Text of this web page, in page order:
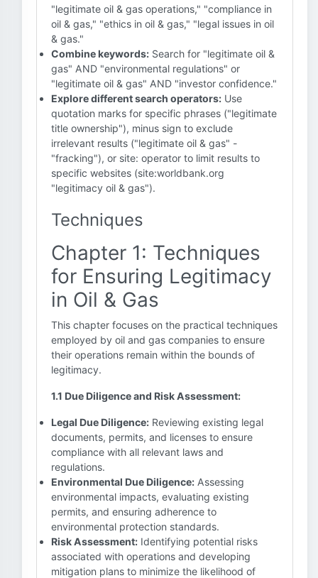
"legitimate oil & gas operations," "compliance in
oil & gas," "ethics in oil & gas," "legal issues in oil
& gas."
Combine keywords: Search for "legitimate oil &
gas" AND "environmental regulations" or
"legitimate oil & gas" AND "investor confidence."
Explore different search operators: Use
quotation marks for specific phrases ("legitimate
title ownership"), minus sign to exclude
irrelevant results ("legitimate oil & gas" -
"fracking"), or site: operator to limit results to
specific websites (site:worldbank.org
"legitimacy oil & gas").
Techniques
Chapter 1: Techniques
for Ensuring Legitimacy
in Oil & Gas
This chapter focuses on the practical techniques
employed by oil and gas companies to ensure
their operations remain within the bounds of
legitimacy.
1.1 Due Diligence and Risk Assessment:
Legal Due Diligence: Reviewing existing legal
documents, permits, and licenses to ensure
compliance with all relevant laws and
regulations.
Environmental Due Diligence: Assessing
environmental impacts, evaluating existing
permits, and ensuring adherence to
environmental protection standards.
Risk Assessment: Identifying potential risks
associated with operations and developing
mitigation plans to minimize the likelihood of